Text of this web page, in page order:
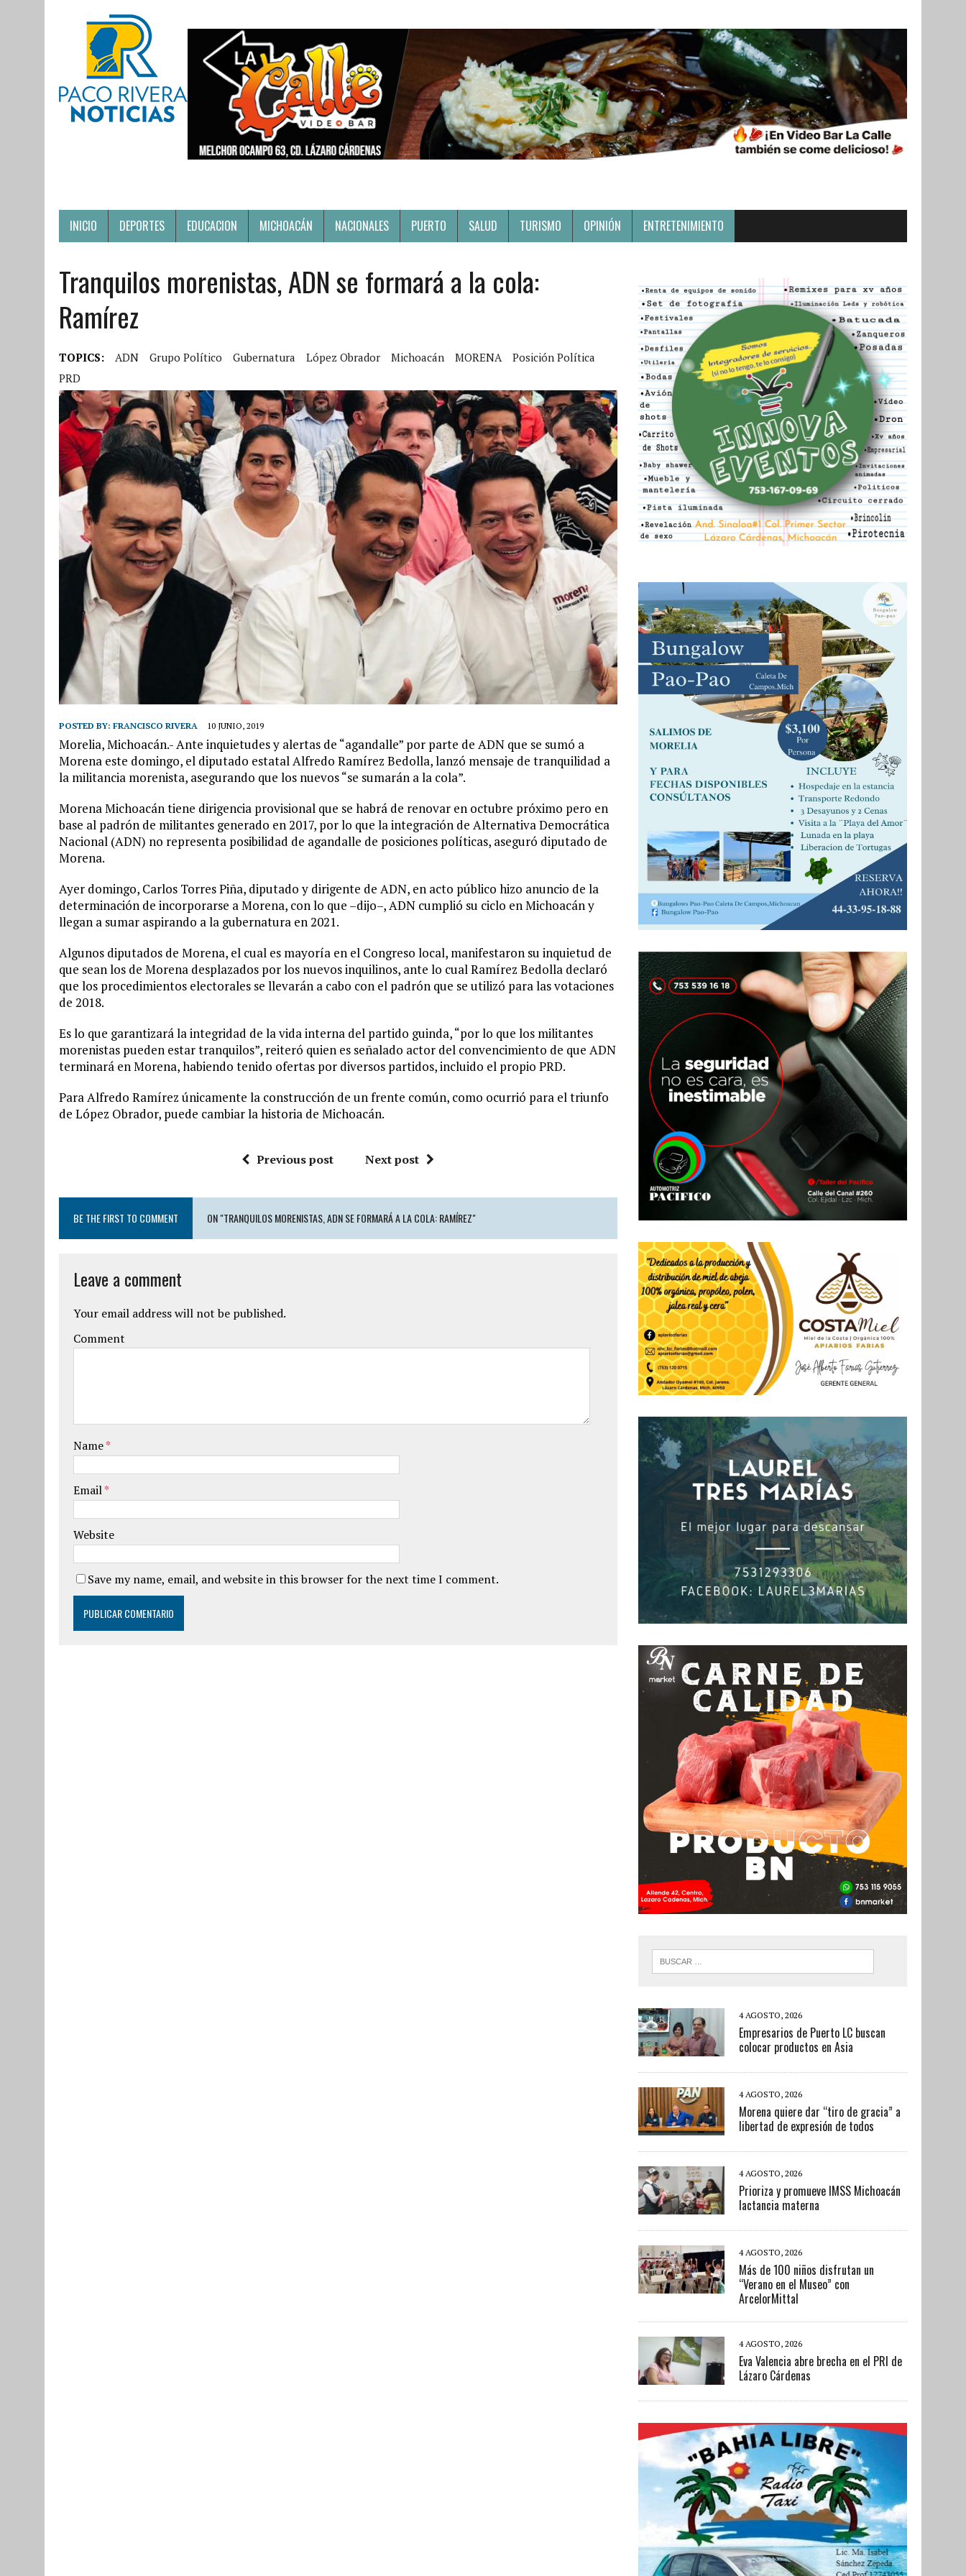
INICIO DEPORTES EDUCACION MICHOACÁN NACIONALES PUERTO SALUD TURISMO OPINIÓN ENTRETENIMIENTO
Tranquilos morenistas, ADN se formará a la cola:
Ramírez
TOPICS: ADN Grupo Político Gubernatura López Obrador Michoacán MORENA
Posición Política
PRD
POSTED BY: FRANCISCO RIVERA 10 JUNIO, 2019
Morelia, Michoacán.- Ante inquietudes y alertas de “agandalle” por parte de ADN que se sumó a
Morena este domingo, el diputado estatal Alfredo Ramírez Bedolla, lanzó mensaje de tranquilidad a
la militancia morenista, asegurando que los nuevos “se sumarán a la cola”.
Morena Michoacán tiene dirigencia provisional que se habrá de renovar en octubre próximo pero en
base al padrón de militantes generado en 2017, por lo que la integración de Alternativa Democrática
Nacional (ADN) no representa posibilidad de agandalle de posiciones políticas, aseguró diputado de
Morena.
Ayer domingo, Carlos Torres Piña, diputado y dirigente de ADN, en acto público hizo anuncio de la
determinación de incorporarse a Morena, con lo que –dijo–, ADN cumplió su ciclo en Michoacán y
llegan a sumar aspirando a la gubernatura en 2021.
Algunos diputados de Morena, el cual es mayoría en el Congreso local, manifestaron su inquietud de
que sean los de Morena desplazados por los nuevos inquilinos, ante lo cual Ramírez Bedolla declaró
que los procedimientos electorales se llevarán a cabo con el padrón que se utilizó para las votaciones
de 2018.
Es lo que garantizará la integridad de la vida interna del partido guinda, “por lo que los militantes
morenistas pueden estar tranquilos”, reiteró quien es señalado actor del convencimiento de que ADN
terminará en Morena, habiendo tenido ofertas por diversos partidos, incluido el propio PRD.
Para Alfredo Ramírez únicamente la construcción de un frente común, como ocurrió para el triunfo
de López Obrador, puede cambiar la historia de Michoacán.
Previous post Next post
BE THE FIRST TO COMMENT ON "TRANQUILOS MORENISTAS, ADN SE FORMARÁ A LA COLA: RAMÍREZ"
Leave a comment
Your email address will not be published.
Comment
Name*
Email*
Website
Save my name, email, and website in this browser for the next time I comment.
4 AGOSTO, 2026
Empresarios de Puerto LC buscan
colocar productos en Asia
4 AGOSTO, 2026
Morena quiere dar “tiro de gracia” a
libertad de expresión de todos
4 AGOSTO, 2026
Prioriza y promueve IMSS Michoacán
lactancia materna
4 AGOSTO, 2026
Más de 100 niños disfrutan un
“Verano en el Museo” con
ArcelorMittal
4 AGOSTO, 2026
Eva Valencia abre brecha en el PRI de
Lázaro Cárdenas